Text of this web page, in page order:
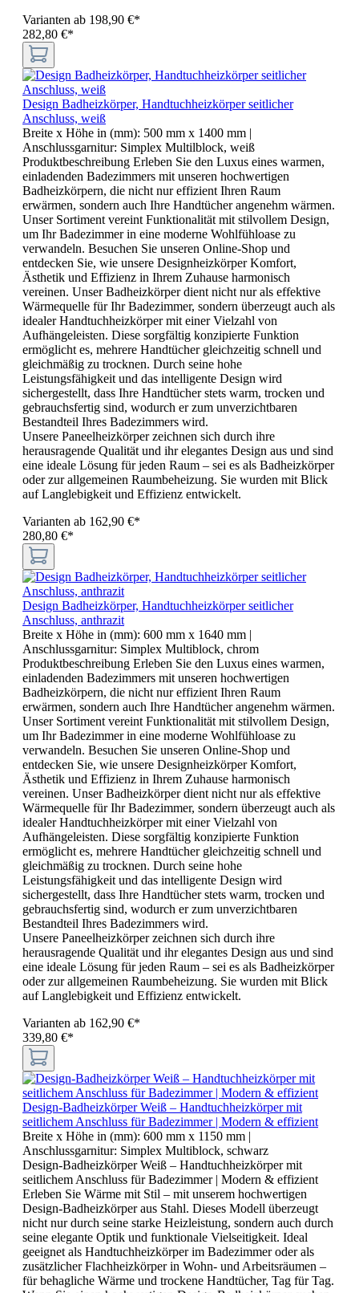
Varianten ab 198,90 €*
282,80 €*
Design Badheizkörper, Handtuchheizkörper seitlicher
Anschluss, weiß
Breite x Höhe in (mm): 500 mm x 1400 mm |
Anschlussgarnitur: Simplex Multilblock, weiß
Produktbeschreibung Erleben Sie den Luxus eines warmen,
einladenden Badezimmers mit unseren hochwertigen
Badheizkörpern, die nicht nur effizient Ihren Raum
erwärmen, sondern auch Ihre Handtücher angenehm wärmen.
Unser Sortiment vereint Funktionalität mit stilvollem Design,
um Ihr Badezimmer in eine moderne Wohlfühloase zu
verwandeln. Besuchen Sie unseren Online-Shop und
entdecken Sie, wie unsere Designheizkörper Komfort,
Ästhetik und Effizienz in Ihrem Zuhause harmonisch
vereinen. Unser Badheizkörper dient nicht nur als effektive
Wärmequelle für Ihr Badezimmer, sondern überzeugt auch als
idealer Handtuchheizkörper mit einer Vielzahl von
Aufhängeleisten. Diese sorgfältig konzipierte Funktion
ermöglicht es, mehrere Handtücher gleichzeitig schnell und
gleichmäßig zu trocknen. Durch seine hohe
Leistungsfähigkeit und das intelligente Design wird
sichergestellt, dass Ihre Handtücher stets warm, trocken und
gebrauchsfertig sind, wodurch er zum unverzichtbaren
Bestandteil Ihres Badezimmers wird.
Unsere Paneelheizkörper zeichnen sich durch ihre
herausragende Qualität und ihr elegantes Design aus und sind
eine ideale Lösung für jeden Raum – sei es als Badheizkörper
oder zur allgemeinen Raumbeheizung. Sie wurden mit Blick
auf Langlebigkeit und Effizienz entwickelt.
Varianten ab 162,90 €*
280,80 €*
Design Badheizkörper, Handtuchheizkörper seitlicher
Anschluss, anthrazit
Breite x Höhe in (mm): 600 mm x 1640 mm |
Anschlussgarnitur: Simplex Multiblock, chrom
Produktbeschreibung Erleben Sie den Luxus eines warmen,
einladenden Badezimmers mit unseren hochwertigen
Badheizkörpern, die nicht nur effizient Ihren Raum
erwärmen, sondern auch Ihre Handtücher angenehm wärmen.
Unser Sortiment vereint Funktionalität mit stilvollem Design,
um Ihr Badezimmer in eine moderne Wohlfühloase zu
verwandeln. Besuchen Sie unseren Online-Shop und
entdecken Sie, wie unsere Designheizkörper Komfort,
Ästhetik und Effizienz in Ihrem Zuhause harmonisch
vereinen. Unser Badheizkörper dient nicht nur als effektive
Wärmequelle für Ihr Badezimmer, sondern überzeugt auch als
idealer Handtuchheizkörper mit einer Vielzahl von
Aufhängeleisten. Diese sorgfältig konzipierte Funktion
ermöglicht es, mehrere Handtücher gleichzeitig schnell und
gleichmäßig zu trocknen. Durch seine hohe
Leistungsfähigkeit und das intelligente Design wird
sichergestellt, dass Ihre Handtücher stets warm, trocken und
gebrauchsfertig sind, wodurch er zum unverzichtbaren
Bestandteil Ihres Badezimmers wird.
Unsere Paneelheizkörper zeichnen sich durch ihre
herausragende Qualität und ihr elegantes Design aus und sind
eine ideale Lösung für jeden Raum – sei es als Badheizkörper
oder zur allgemeinen Raumbeheizung. Sie wurden mit Blick
auf Langlebigkeit und Effizienz entwickelt.
Varianten ab 162,90 €*
339,80 €*
Design-Badheizkörper Weiß – Handtuchheizkörper mit
seitlichem Anschluss für Badezimmer | Modern & effizient
Breite x Höhe in (mm): 600 mm x 1150 mm |
Anschlussgarnitur: Simplex Multiblock, schwarz
Design-Badheizkörper Weiß – Handtuchheizkörper mit
seitlichem Anschluss für Badezimmer | Modern & effizient
Erleben Sie Wärme mit Stil – mit unserem hochwertigen
Design-Badheizkörper aus Stahl. Dieses Modell überzeugt
nicht nur durch seine starke Heizleistung, sondern auch durch
seine elegante Optik und funktionale Vielseitigkeit. Ideal
geeignet als Handtuchheizkörper im Badezimmer oder als
zusätzlicher Flachheizkörper in Wohn- und Arbeitsräumen –
für behagliche Wärme und trockene Handtücher, Tag für Tag.